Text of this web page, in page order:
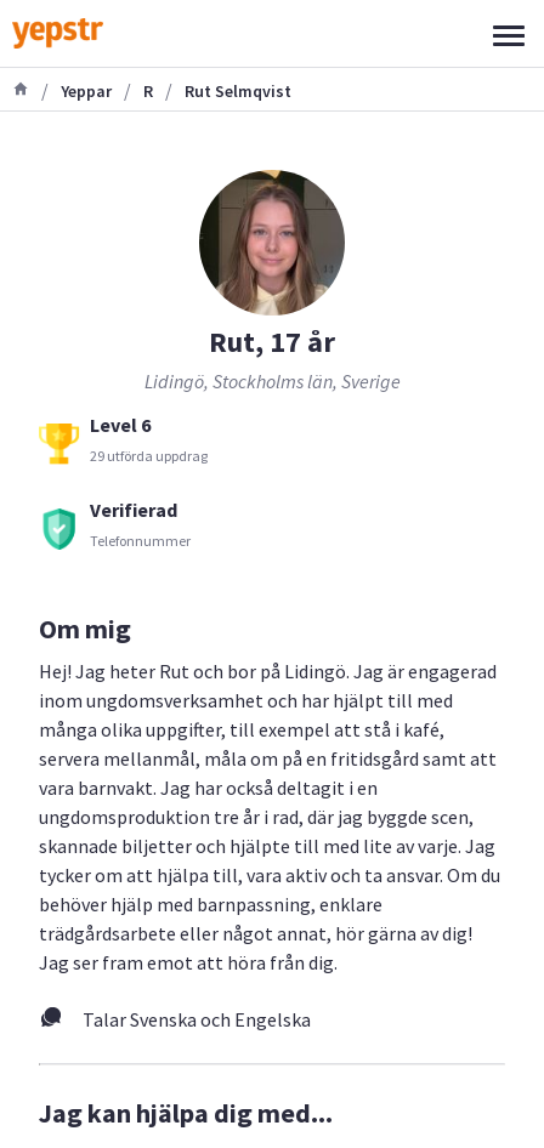
/ Yeppar / R / Rut Selmqvist
Rut, 17 år
Lidingö, Stockholms län, Sverige
Level 6
29 utförda uppdrag
Verifierad
Telefonnummer
Om mig
Hej! Jag heter Rut och bor på Lidingö. Jag är engagerad
inom ungdomsverksamhet och har hjälpt till med
många olika uppgifter, till exempel att stå i kafé,
servera mellanmål, måla om på en fritidsgård samt att
vara barnvakt. Jag har också deltagit i en
ungdomsproduktion tre år i rad, där jag byggde scen,
skannade biljetter och hjälpte till med lite av varje. Jag
tycker om att hjälpa till, vara aktiv och ta ansvar. Om du
behöver hjälp med barnpassning, enklare
trädgårdsarbete eller något annat, hör gärna av dig!
Jag ser fram emot att höra från dig.
Talar Svenska och Engelska
Jag kan hjälpa dig med...